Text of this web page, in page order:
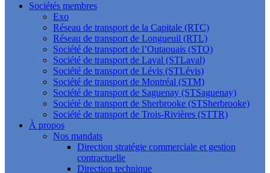
Sociétés membres
Exo
Réseau de transport de la Capitale (RTC)
Réseau de transport de Longueuil (RTL)
Société de transport de l’Outaouais (STO)
Société de transport de Laval (STLaval)
Société de transport de Lévis (STLévis)
Société de transport de Montréal (STM)
Société de transport de Saguenay (STSaguenay)
Société de transport de Sherbrooke (STSherbrooke)
Société de transport de Trois-Rivières (STTR)
À propos
Nos mandats
Direction stratégie commerciale et gestion
contractuelle
Direction technique